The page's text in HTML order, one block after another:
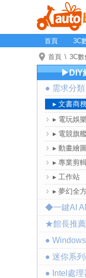
首頁 3C
首頁 3C數
▶DIY
● 需求分類
▸ 文書商務
▸ 電玩娛樂
▸ 電競旗
▸ 動畫繪圖
▸ 專業剪
▸ 工作站
▸ 夢幻全
◆一鍵AI
★館長推
●
● 迷你系
● Intel處理